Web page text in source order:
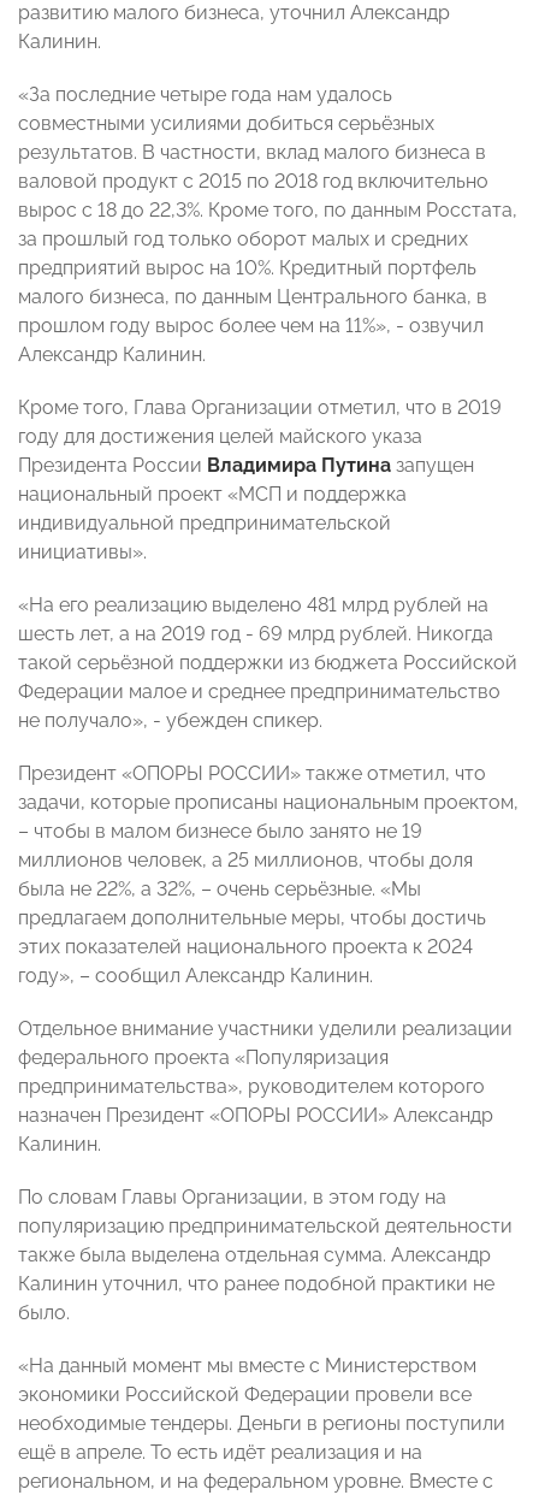
развитию малого бизнеса, уточнил Александр
Калинин.
«За последние четыре года нам удалось
совместными усилиями добиться серьёзных
результатов. В частности, вклад малого бизнеса в
валовой продукт с 2015 по 2018 год включительно
вырос с 18 до 22,3%. Кроме того, по данным Росстата,
за прошлый год только оборот малых и средних
предприятий вырос на 10%. Кредитный портфель
малого бизнеса, по данным Центрального банка, в
прошлом году вырос более чем на 11%», - озвучил
Александр Калинин.
Кроме того, Глава Организации отметил, что в 2019
году для достижения целей майского указа
Президента России Владимира Путина запущен
национальный проект «МСП и поддержка
индивидуальной предпринимательской
инициативы».
«На его реализацию выделено 481 млрд рублей на
шесть лет, а на 2019 год - 69 млрд рублей. Никогда
такой серьёзной поддержки из бюджета Российской
Федерации малое и среднее предпринимательство
не получало», - убежден спикер.
Президент «ОПОРЫ РОССИИ» также отметил, что
задачи, которые прописаны национальным проектом,
– чтобы в малом бизнесе было занято не 19
миллионов человек, а 25 миллионов, чтобы доля
была не 22%, а 32%, – очень серьёзные. «Мы
предлагаем дополнительные меры, чтобы достичь
этих показателей национального проекта к 2024
году», – сообщил Александр Калинин.
Отдельное внимание участники уделили реализации
федерального проекта «Популяризация
предпринимательства», руководителем которого
назначен Президент «ОПОРЫ РОССИИ» Александр
Калинин.
По словам Главы Организации, в этом году на
популяризацию предпринимательской деятельности
также была выделена отдельная сумма. Александр
Калинин уточнил, что ранее подобной практики не
было.
«На данный момент мы вместе с Министерством
экономики Российской Федерации провели все
необходимые тендеры. Деньги в регионы поступили
ещё в апреле. То есть идёт реализация и на
региональном, и на федеральном уровне. Вместе с